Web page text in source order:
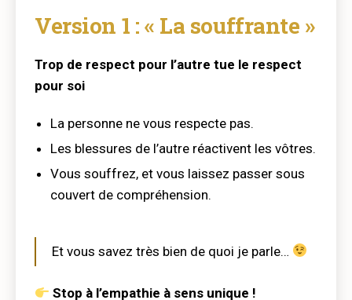
Version 1 : « La souffrante »
Trop de respect pour l’autre tue le respect
pour soi
La personne ne vous respecte pas.
Les blessures de l’autre réactivent les vôtres.
Vous souffrez, et vous laissez passer sous
couvert de compréhension.
Et vous savez très bien de quoi je parle…
Stop à l’empathie à sens unique !